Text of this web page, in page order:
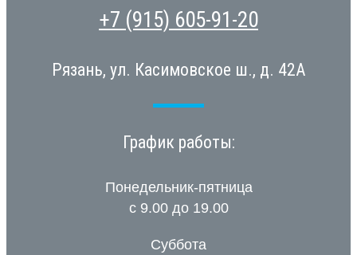
+7 (915) 605-91-20
Рязань, ул. Касимовское ш., д. 42А
График работы:
Понедельник-пятница
с 9.00 до 19.00
Суббота